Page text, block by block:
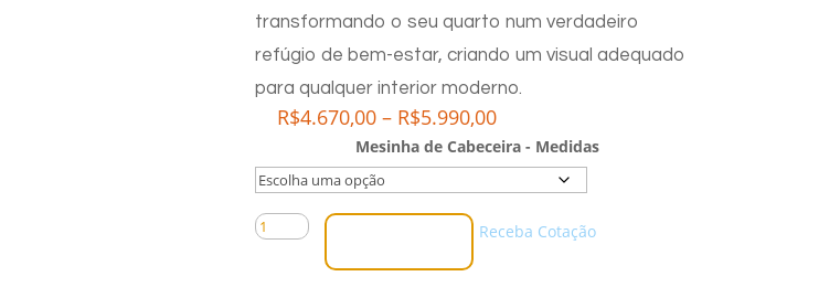
transformando o seu quarto num verdadeiro
refúgio de bem-estar, criando um visual adequado
para qualquer interior moderno.
R$4.670,00 – R$5.990,00Price
range:
R$4.670,00
through
Mesinha de Cabeceira - Medidas
Mesa
Cabeceira
Receba Cotação